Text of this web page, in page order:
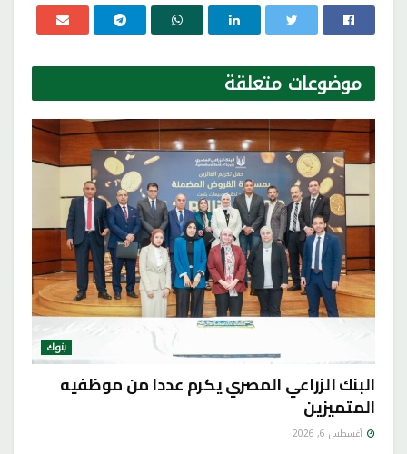
موضوعات متعلقة
بنوك
البنك الزراعي المصري يكرم عددا من موظفيه
المتميزين
أغسطس 6, 2026